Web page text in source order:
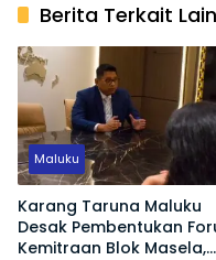
Berita Terkait
Maluku
Karang Taruna Maluku
Desak Pembentukan
Kemitraan Blok Masela,